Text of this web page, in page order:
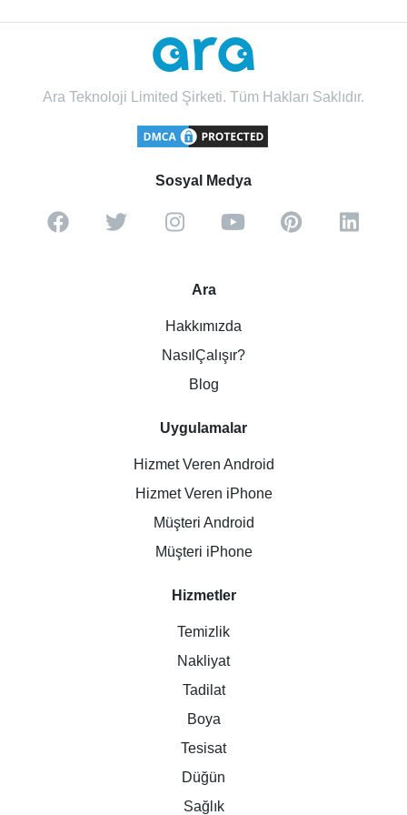
Ara Teknoloji Limited Şirketi. Tüm Hakları Saklıdır.
Sosyal Medya
Ara
Hakkımızda
NasılÇalışır?
Blog
Uygulamalar
Hizmet Veren Android
Hizmet Veren iPhone
Müşteri Android
Müşteri iPhone
Hizmetler
Temizlik
Nakliyat
Tadilat
Boya
Tesisat
Düğün
Sağlık